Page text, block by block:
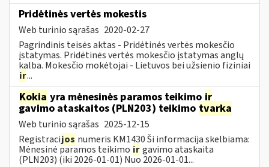
Pridėtinės vertės mokestis
Web turinio sąrašas 2020-02-27
Pagrindinis teisės aktas - Pridėtinės vertės mokesčio
įstatymas. Pridėtinės vertės mokesčio įstatymas anglų
kalba. Mokesčio mokėtojai - Lietuvos bei užsienio fiziniai
ir...
Kokia yra mėnesinės paramos teikimo ir
gavimo ataskaitos (PLN203) teikimo tvarka
Web turinio sąrašas 2025-12-15
Registracijos numeris KM1430 Ši informacija skelbiama:
Mėnesinė paramos teikimo irgavimo ataskaita
(PLN203) (iki 2026-01-01) Nuo 2026-01-01...